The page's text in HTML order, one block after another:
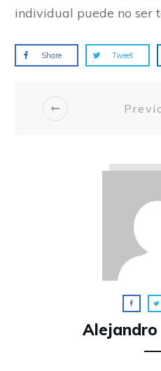
individual puede no ser
Share Tweet
Alejandro